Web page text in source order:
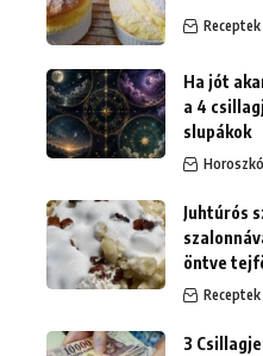
Ha jót
a 4
slupákok
Juhtúrós
öntve
3